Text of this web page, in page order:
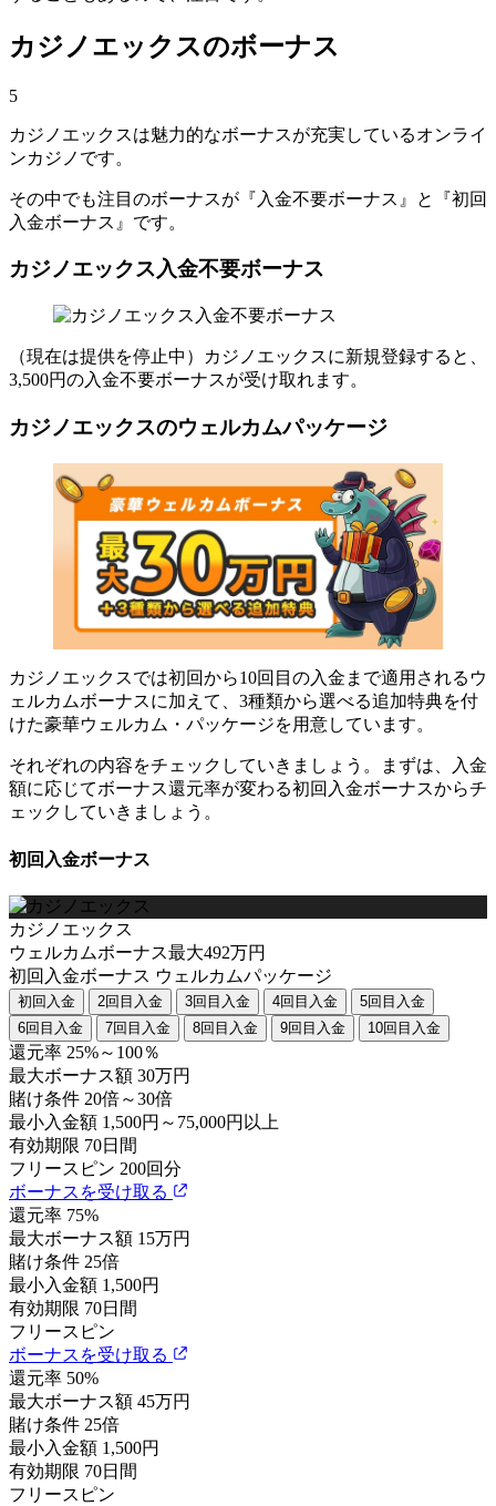
カジノエックスのボーナス
5
カジノエックスは魅力的なボーナスが充実しているオンライ
ンカジノです。
その中でも注目のボーナスが『入金不要ボーナス』と『初回
入金ボーナス』です。
カジノエックス入金不要ボーナス
（現在は提供を停止中）カジノエックスに新規登録すると、
3,500円の入金不要ボーナスが受け取れます。
カジノエックスのウェルカムパッケージ
カジノエックスでは初回から10回目の入金まで適用されるウ
ェルカムボーナスに加えて、3種類から選べる追加特典を付
けた豪華ウェルカム・パッケージを用意しています。
それぞれの内容をチェックしていきましょう。まずは、入金
額に応じてボーナス還元率が変わる初回入金ボーナスからチ
ェックしていきましょう。
初回入金ボーナス
カジノエックス
ウェルカムボーナス最大492万円
初回入金ボーナス ウェルカムパッケージ
初回入金 2回目入金 3回目入金 4回目入金
5回目入金
6回目入金
7回目入金 8回目入金 9回目入金 10回目入金
還元率 25%～100％
最大ボーナス額 30万円
賭け条件 20倍～30倍
最小入金額 1,500円～75,000円以上
有効期限 70日間
フリースピン 200回分
ボーナスを受け取る
還元率 75%
最大ボーナス額 15万円
賭け条件 25倍
最小入金額 1,500円
有効期限 70日間
フリースピン
ボーナスを受け取る
還元率 50%
最大ボーナス額 45万円
賭け条件 25倍
最小入金額 1,500円
有効期限 70日間
フリースピン